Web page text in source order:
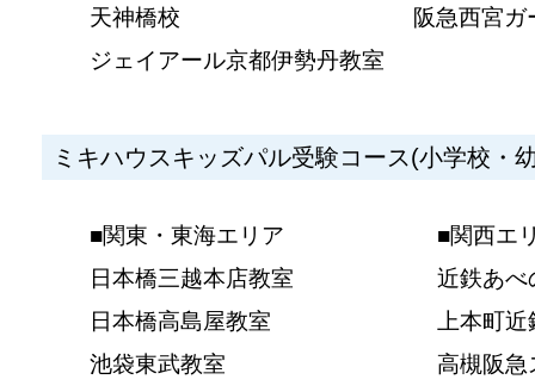
天神橋校
阪急西宮ガ
ジェイアール京都伊勢丹教室
ミキハウスキッズパル受験コース(小学校・
■関東・東海エリア
日本橋三越本店教室
日本橋高島屋教室
池袋東武教室
■関西エ
近鉄あべ
上本町
高槻阪急